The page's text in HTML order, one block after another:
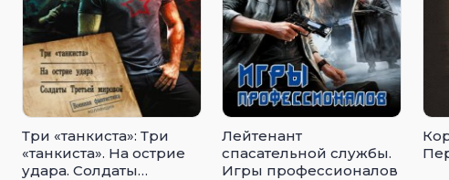
Три «танкиста»: Три
«танкиста». На острие
удара. Солдаты
Лейтенант
спасательной службы.
Игры профессионалов